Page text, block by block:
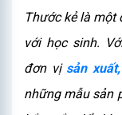
Thước kẻ là một
với học sinh.
đơn vị sản
những mẫu sản